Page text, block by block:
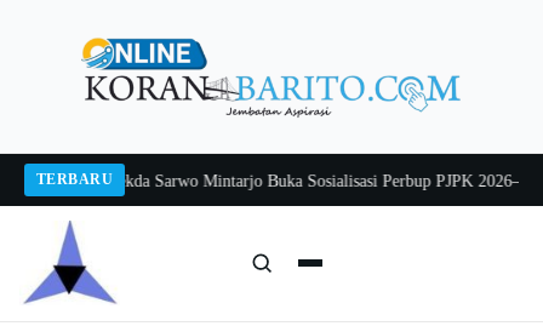
TERBARU
2026Pj Sekda Sarwo Mintarjo Buka Sosialisasi Perbup PJPK 2026–2030